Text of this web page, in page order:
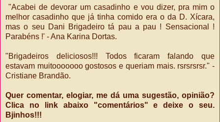
"Acabei de devorar um casadinho e vou dizer, pra mim o
melhor casadinho que já tinha comido era o da D. Xícara,
mas o seu Dani Brigadeiro tá pau a pau ! Sensacional !
Parabéns !' - Ana Karina Dortas.
"Brigadeiros deliciosos!!! Todos ficaram falando que
estavam muitooooooo gostosos e queriam mais. rsrsrsrsr." -
Cristiane Brandão.
Quer comentar, elogiar, me dá uma sugestão, opinião?
Clica no link abaixo "comentários" e deixe o seu.
Bjinhos!!!